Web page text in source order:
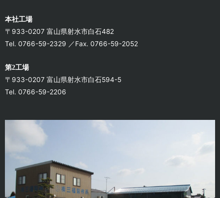
本社工場
〒933-0207 富山県射水市白石482
Tel. 0766-59-2329 ／Fax. 0766-59-2052
第2工場
〒933-0207 富山県射水市白石594-5
Tel. 0766-59-2206